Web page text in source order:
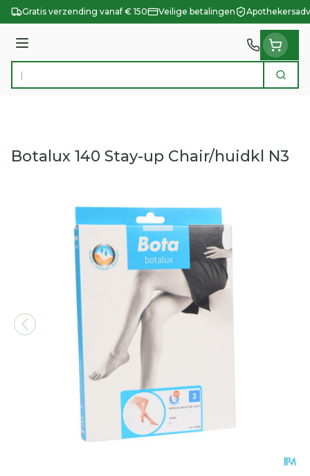
Ga naar de inhoud
Gratis verzending vanaf € 150 Veilige betalingen
Menu
Product, merk, categorie... Zoek
Botalux 140 Stay-up Chair/huidkl N3